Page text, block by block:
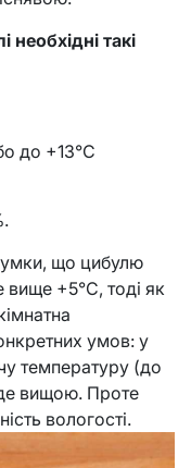
необхідні такі
до +13°С
що цибулю
вище +5°С, тоді як
умов: у
температуру (до
вищою. Проте
вологості.